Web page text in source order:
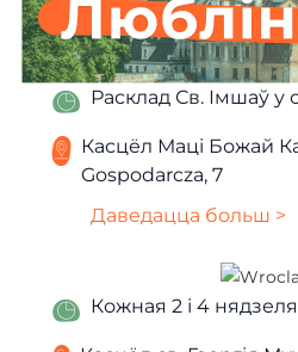
Расклад Св. Імшаў у
Касцёл Маці Божай
Gospodarcza, 7
Даведацца больш >
Кожная 2 і 4